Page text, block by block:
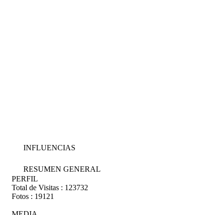
INFLUENCIAS
RESUMEN GENERAL
PERFIL
Total de Visitas : 123732
Fotos : 19121